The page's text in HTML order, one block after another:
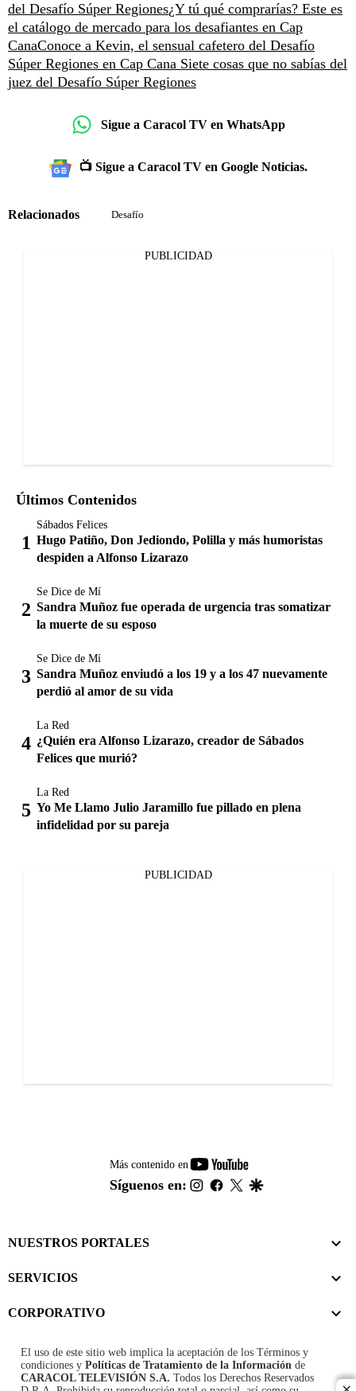
del Desafío Súper Regiones¿Y tú qué comprarías? Este es
el catálogo de mercado para los desafiantes en Cap
CanaConoce a Kevin, el sensual cafetero del Desafío
Súper Regiones en Cap Cana Siete cosas que no sabías del
juez del Desafío Súper Regiones
Sigue a Caracol TV en WhatsApp
📺 Sigue a Caracol TV en Google Noticias.
Relacionados Desafío
PUBLICIDAD
Últimos Contenidos
Sábados Felices
Hugo Patiño, Don Jediondo, Polilla y más humoristas
despiden a Alfonso Lizarazo
Se Dice de Mí
Sandra Muñoz fue operada de urgencia tras somatizar
la muerte de su esposo
Se Dice de Mí
Sandra Muñoz enviudó a los 19 y a los 47 nuevamente
perdió al amor de su vida
La Red
¿Quién era Alfonso Lizarazo, creador de Sábados
Felices que murió?
La Red
Yo Me Llamo Julio Jaramillo fue pillado en plena
infidelidad por su pareja
PUBLICIDAD
Más contenido en
youtube-
footer
Síguenos en: instagram
facebook
twitter
NUESTROS PORTALES
SERVICIOS
CORPORATIVO
El uso de este sitio web implica la aceptación de los Términos y
condiciones y Políticas de Tratamiento de la Información de
CARACOL TELEVISIÓN S.A. Todos los Derechos Reservados